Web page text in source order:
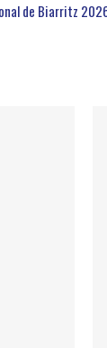
de Biarritz